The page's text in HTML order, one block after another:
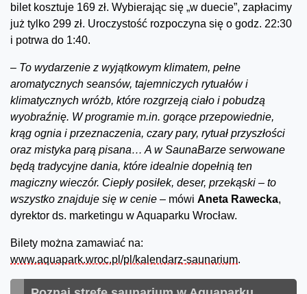
bilet kosztuje 169 zł. Wybierając się „w duecie”, zapłacimy
już tylko 299 zł. Uroczystość rozpoczyna się o godz. 22:30
i potrwa do 1:40.
– To wydarzenie z wyjątkowym klimatem, pełne
aromatycznych seansów, tajemniczych rytuałów i
klimatycznych wróżb, które rozgrzeją ciało i pobudzą
wyobraźnię. W programie m.in. gorące przepowiednie,
krąg ognia i przeznaczenia, czary pary, rytuał przyszłości
oraz mistyka parą pisana… A w SaunaBarze serwowane
będą tradycyjne dania, które idealnie dopełnią ten
magiczny wieczór. Ciepły posiłek, deser, przekąski – to
wszystko znajduje się w cenie – mówi Aneta Rawecka,
dyrektor ds. marketingu w Aquaparku Wrocław.
Bilety można zamawiać na:
www.aquapark.wroc.pl/pl/kalendarz-saunarium.